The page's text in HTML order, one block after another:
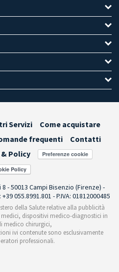
Servizi
Come acquistare
frequenti
Contatti
Policy Preferenze cookie
8 - 50013 Campi Bisenzio (Firenze) -
055.8991.801 - P.IVA: 01812000485
della Salute relative alla pubblicità
dispositivi medico-diagnostici in
medico chirurgici,
ivi contenute sono esclusivamente
professionali.